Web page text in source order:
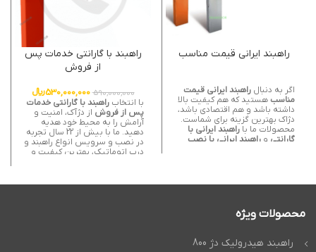
راهبند ایرانی قیمت مناسب
اگر به دنبال راهبند ایرانی قیمت
مناسبهستید که هم کیفیت بالا
داشته باشد و هم اقتصادی باشد،
دژاک بهترین گزینه برای شماست.
محصولات ما با راهبند ایرانی با
گارانتی و راهبند ایرانی با نصب
محیط های اداری، راهبندهای ما با
متنوع و سیستم های کنترل تردد
هوشمند، امنیت و مدیریت آسان
می کنند. انتخاب راهبند ایرانی
قیمت مناسباز دژاک یعنی سرمایه
راهبند با گارانتی خدمات پس
از فروش
590,000,000
530,000,000﷼
با انتخاب راهبند با گارانتی خدمات
پس از فروش از دژآک، امنیت و
آرامش را به محیط خود هدیه
دهید. ما با بیش از 22 سال تجربه
در نصب و سرویس انواع راهبند و
درب اتوماتیک، بهترین کیفیت و
محصولات ویژه
راهبند هیدرولیک دژ 800